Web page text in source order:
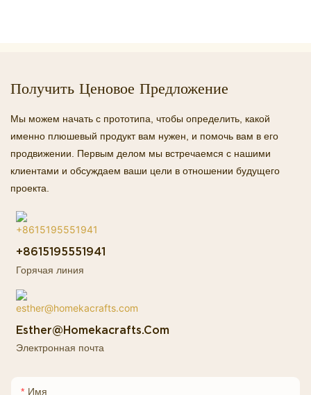
Получить Ценовое Предложение
Мы можем начать с прототипа, чтобы определить, какой
именно плюшевый продукт вам нужен, и помочь вам в его
продвижении. Первым делом мы встречаемся с нашими
клиентами и обсуждаем ваши цели в отношении будущего
проекта.
+8615195551941
Горячая линия
Esther@homekacrafts.com
Электронная почта
Имя